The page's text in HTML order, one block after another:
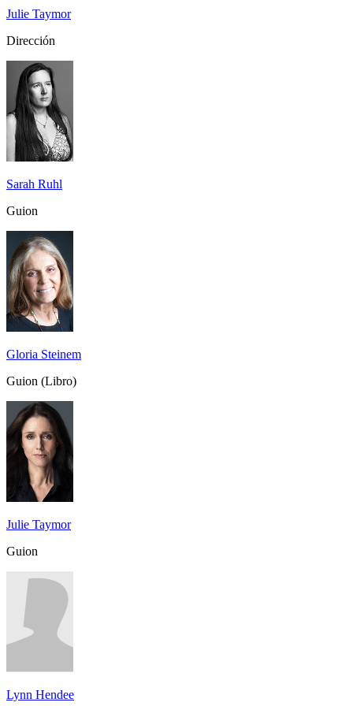
Julie Taymor
Dirección
Sarah Ruhl
Guion
Gloria Steinem
Guion (Libro)
Julie Taymor
Guion
Lynn Hendee